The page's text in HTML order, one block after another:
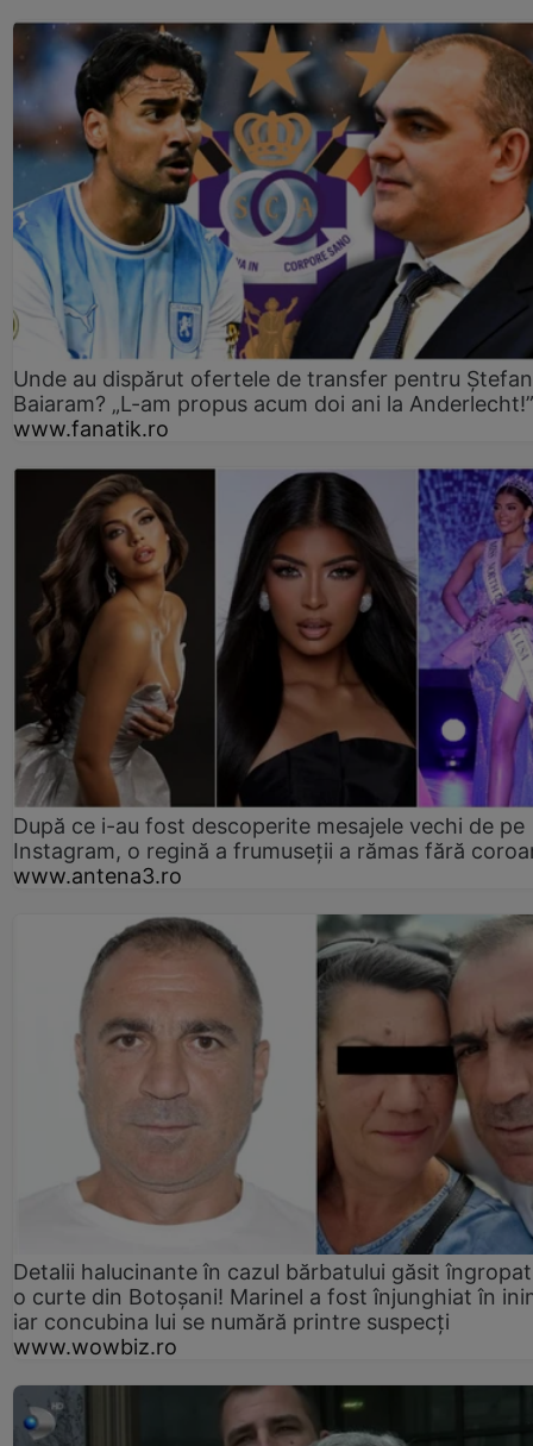
Unde au dispărut ofertele de transfer pentru Ștefan
Baiaram? „L-am propus acum doi ani la Anderlecht!”
www.fanatik.ro
După ce i-au fost descoperite mesajele vechi de pe
Instagram, o regină a frumuseții a rămas fără
www.antena3.ro
Detalii halucinante în cazul bărbatului găsit
o curte din Botoșani! Marinel a fost înjunghiat în
iar concubina lui se numără printre suspecți
www.wowbiz.ro